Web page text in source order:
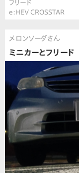
フリード
e:HEV CROSSTAR
メロンソーダさん
ミニカーとフリード